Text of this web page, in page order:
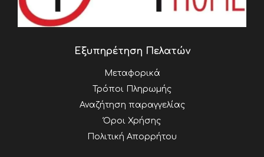
Εξυπηρέτηση Πελατών
Μεταφορικά
Τρόποι Πληρωμής
Αναζήτηση παραγγελίας
Όροι Χρήσης
Πολιτική Απορρήτου